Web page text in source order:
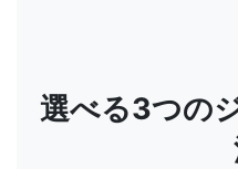
選べる3つの